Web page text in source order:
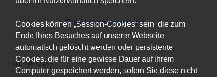
Cookies können „Session-Cookies“ sein, die zum
Ende Ihres Besuches auf unserer Webseite
automatisch gelöscht werden oder persistente
Cookies, die für eine gewisse Dauer auf ihrem
Computer gespeichert werden, sofern Sie diese nicht
Kurse werden geladen...
inkl. 19% MwSt.